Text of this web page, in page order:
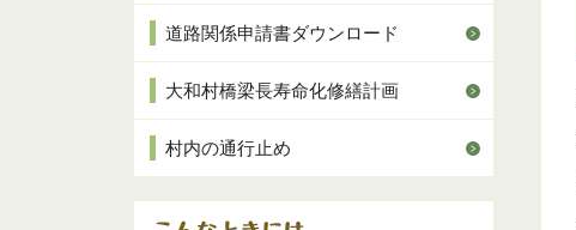
道路関係申請書ダウンロード
大和村橋梁長寿命化修繕計画
村内の通行止め